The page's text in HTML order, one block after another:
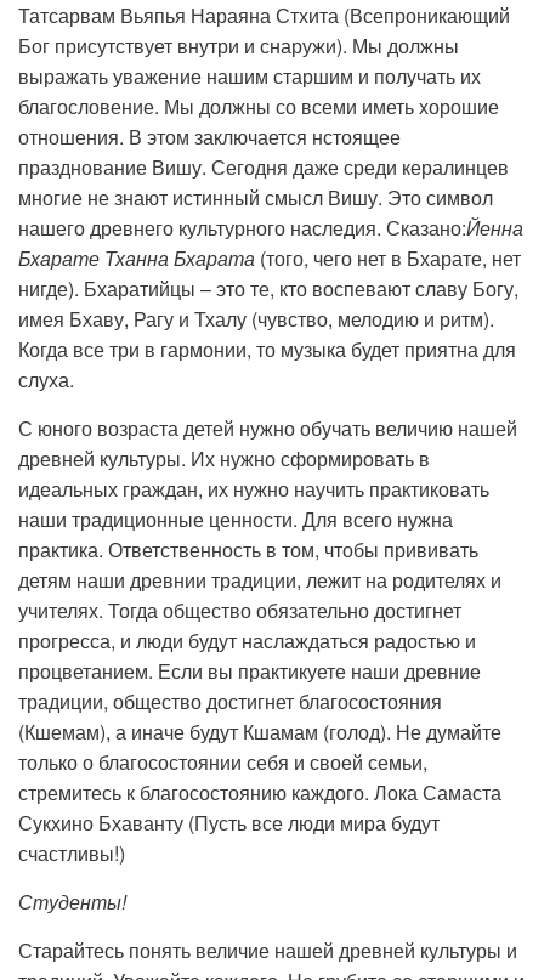
Татсарвам Вьяпья Нараяна Стхита (Всепроникающий
Бог присутствует внутри и снаружи). Мы должны
выражать уважение нашим старшим и получать их
благословение. Мы должны со всеми иметь хорошие
отношения. В этом заключается нстоящее
празднование Вишу. Сегодня даже среди кералинцев
многие не знают истинный смысл Вишу. Это символ
нашего древнего культурного наследия. Сказано:Йенна
Бхарате Тханна Бхарата (того, чего нет в Бхарате, нет
нигде). Бхаратийцы – это те, кто воспевают славу Богу,
имея Бхаву, Рагу и Тхалу (чувство, мелодию и ритм).
Когда все три в гармонии, то музыка будет приятна для
слуха.
С юного возраста детей нужно обучать величию нашей
древней культуры. Их нужно сформировать в
идеальных граждан, их нужно научить практиковать
наши традиционные ценности. Для всего нужна
практика. Ответственность в том, чтобы прививать
детям наши древнии традиции, лежит на родителях и
учителях. Тогда общество обязательно достигнет
прогресса, и люди будут наслаждаться радостью и
процветанием. Если вы практикуете наши древние
традиции, общество достигнет благосостояния
(Кшемам), а иначе будут Кшамам (голод). Не думайте
только о благосостоянии себя и своей семьи,
стремитесь к благосостоянию каждого. Лока Самаста
Сукхино Бхаванту (Пусть все люди мира будут
счастливы!)
Студенты!
Старайтесь понять величие нашей древней культуры и